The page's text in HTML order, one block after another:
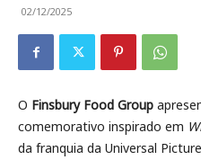
02/12/2025
O Finsbury Food Group
comemorativo inspirado em
da franquia da Universal